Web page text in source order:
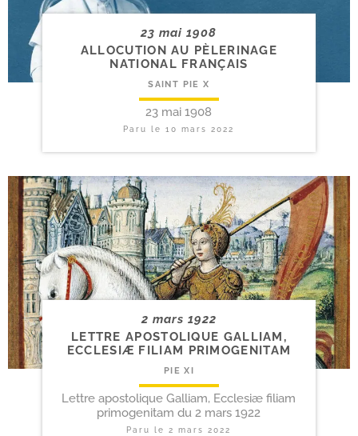
23 mai 1908
ALLOCUTION AU PÈLERINAGE
NATIONAL FRANÇAIS
SAINT PIE X
23 mai 1908
Paru le10 mars 2022
2 mars 1922
LETTRE APOSTOLIQUE GALLIAM,
ECCLESIÆ FILIAM PRIMOGENITAM
PIE XI
Lettre apostolique Galliam, Ecclesiæ filiam
primogenitam du 2 mars 1922
Paru le2 mars 2022